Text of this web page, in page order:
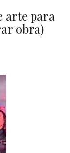
arte para
obra)